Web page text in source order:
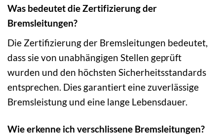
Was bedeutet die Zertifizierung der
Bremsleitungen?
Die Zertifizierung der Bremsleitungen bedeutet,
dass sie von unabhängigen Stellen geprüft
wurden und den höchsten Sicherheitsstandards
entsprechen. Dies garantiert eine zuverlässige
Bremsleistung und eine lange Lebensdauer.
Wie erkenne ich verschlissene Bremsleitungen?